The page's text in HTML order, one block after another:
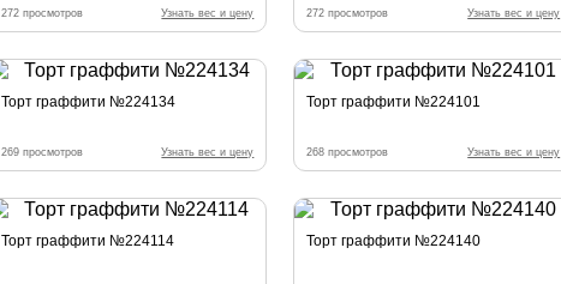
272 просмотров Узнать вес и цену 272 просмотров Узнать вес и цену
Торт граффити №224134
269 просмотров Узнать вес и цену
Торт граффити №224101
268 просмотров Узнать вес и цену
Торт граффити №224114 Торт граффити №224140